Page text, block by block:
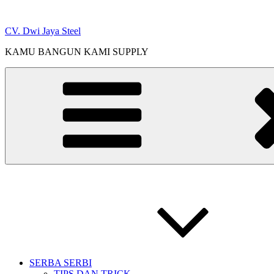
content
CV. Dwi Jaya Steel
KAMU BANGUN KAMI SUPPLY
SERBA SERBI